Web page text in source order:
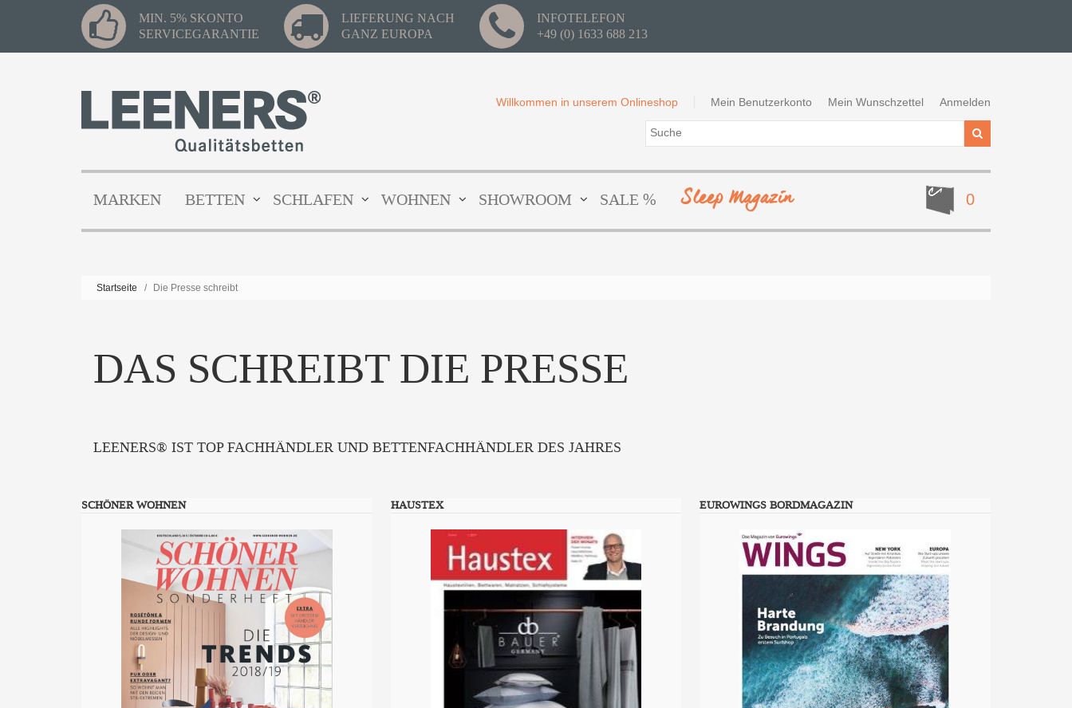
MIN. 5% SKONTO
SERVICEGARANTIE
LIEFERUNG NACH
GANZ EUROPA
INFOTELEFON
+49 (0) 1633 688 213
Mein Benutzerkonto Mein Wunschzettel Anmelden
Willkommen in unserem Onlineshop
0
MARKEN BETTEN SCHLAFEN WOHNEN SHOWROOM SALE % Sleep Magazin
Startseite / Die Presse schreibt
DAS SCHREIBT DIE PRESSE
LEENERS® IST TOP FACHHÄNDLER UND BETTENFACHHÄNDLER DES JAHRES
SCHÖNER WOHNEN HAUSTEX EUROWINGS BORDMAGAZIN